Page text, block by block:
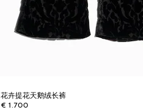
花卉提花天鹅绒长裤
€ 1.700